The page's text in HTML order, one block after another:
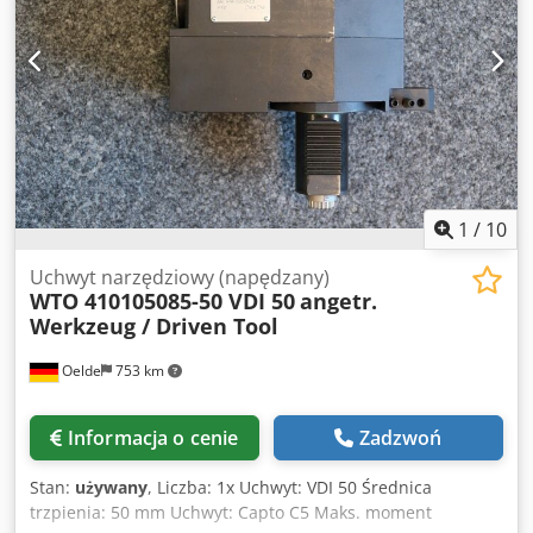
rewolwer tarczowy VDI50 DMG CTX gamma rewolwer
tarczowy VDI50 EMCO Maxxturn 110 (VDI50) GILDEMEISTER
CTX 620 linear GILDEMEISTER CTX 650 Ecoline SAUTER
rewolwer tarczowy VDI 50, DIN 5480, prawy VICTOR VTurn-
36/40/45/46CV (DIN5480) - Interfejs maszynowy: VD50A -
Sprzęgło napędowe: DIN 5480 - i (n1:n2): 1:1 - Kierunek
obrotów: identyczny - Dopływ chłodziwa: IK 80 bar -
Długość funkcjonalna LF: 124 mm - Wysunięcie LPR: 183
mm - Szerokość funkcjonalna WF: 34,75 mm
1 / 10
Oelde 753 km
Uchwyt narzędziowy (napędzany)
WTO 410105085-50 VDI 50angetr.
Werkzeug / Driven Tool
Informacja o cenie Zadzwoń
Stan: używany, Liczba: 1x Uchwyt: VDI 50 Średnica
trzpienia: 50 mm Uchwyt: Capto C5 Maks. moment